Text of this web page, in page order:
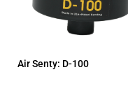
Air Senty: D-100